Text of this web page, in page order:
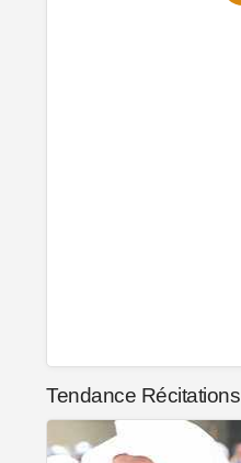
Tendance Récitations